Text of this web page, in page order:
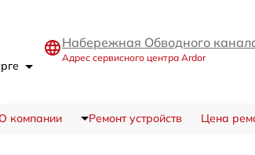
Набережная Обводного
Адрес сервисного центра Ardor
компании Ремонт устройств Цена